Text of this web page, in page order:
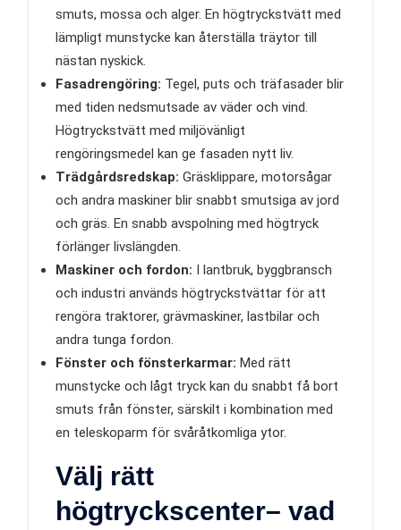
smuts, mossa och alger. En högtryckstvätt med
lämpligt munstycke kan återställa träytor till
nästan nyskick.
Fasadrengöring: Tegel, puts och träfasader blir
med tiden nedsmutsade av väder och vind.
Högtryckstvätt med miljövänligt
rengöringsmedel kan ge fasaden nytt liv.
Trädgårdsredskap: Gräsklippare, motorsågar
och andra maskiner blir snabbt smutsiga av jord
och gräs. En snabb avspolning med högtryck
förlänger livslängden.
Maskiner och fordon: I lantbruk, byggbransch
och industri används högtryckstvättar för att
rengöra traktorer, grävmaskiner, lastbilar och
andra tunga fordon.
Fönster och fönsterkarmar: Med rätt
munstycke och lågt tryck kan du snabbt få bort
smuts från fönster, särskilt i kombination med
en teleskoparm för svåråtkomliga ytor.
Välj rätt
högtryckscenter– vad